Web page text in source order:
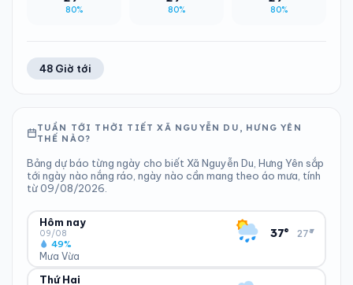
80% 80% 80%
48 Giờ tới
TUẦN TỚI THỜI TIẾT XÃ NGUYỄN DU, HƯNG YÊN
THẾ NÀO?
Bảng dự báo từng ngày cho biết Xã Nguyễn Du, Hưng Yên sắp
tới ngày nào nắng ráo, ngày nào cần mang theo áo mưa, tính
từ 09/08/2026.
Hôm nay
09/08
Mưa Vừa
49%
37° 27°
▾
ĐỘ ẨM
Thứ Hai